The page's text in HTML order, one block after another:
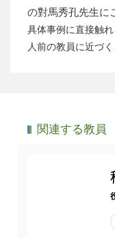
の對馬秀孔先生に
具体事例に直接触
人前の教員に近づ
関連する教員